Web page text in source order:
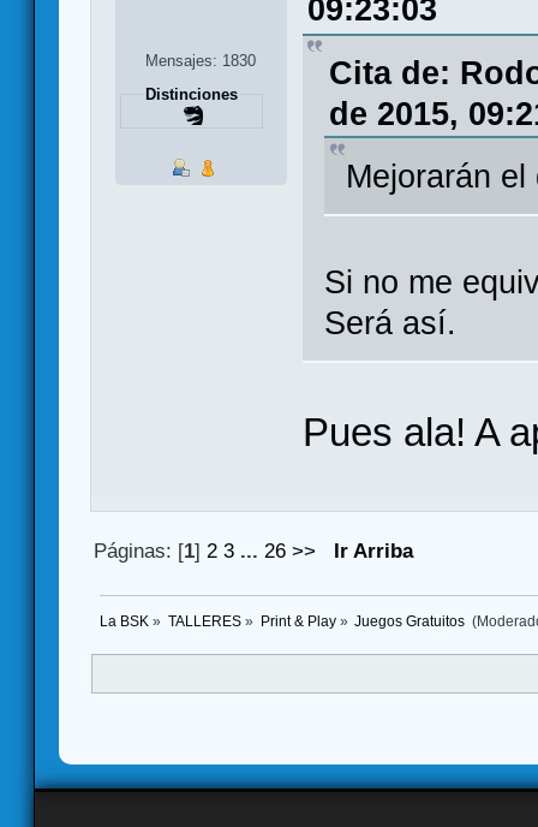
Mensajes: 1830
Distinciones
09:23:03
Cita de:
de 2015,
Mejorarán
Si no me
Será así.
Pues ala! A
Páginas: [1]2 3 ...26 >> Ir Arriba
La BSK » TALLERES» Print & Play» Juegos Gratuitos